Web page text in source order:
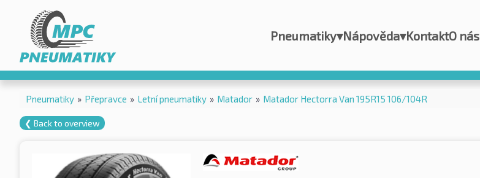
Pneumatiky▾Nápověda▾KontaktO nás
Pneumatiky » Přepravce » Letní pneumatiky » Matador » Matador Hectorra Van 195R15 106/104R
❮ Back to overview